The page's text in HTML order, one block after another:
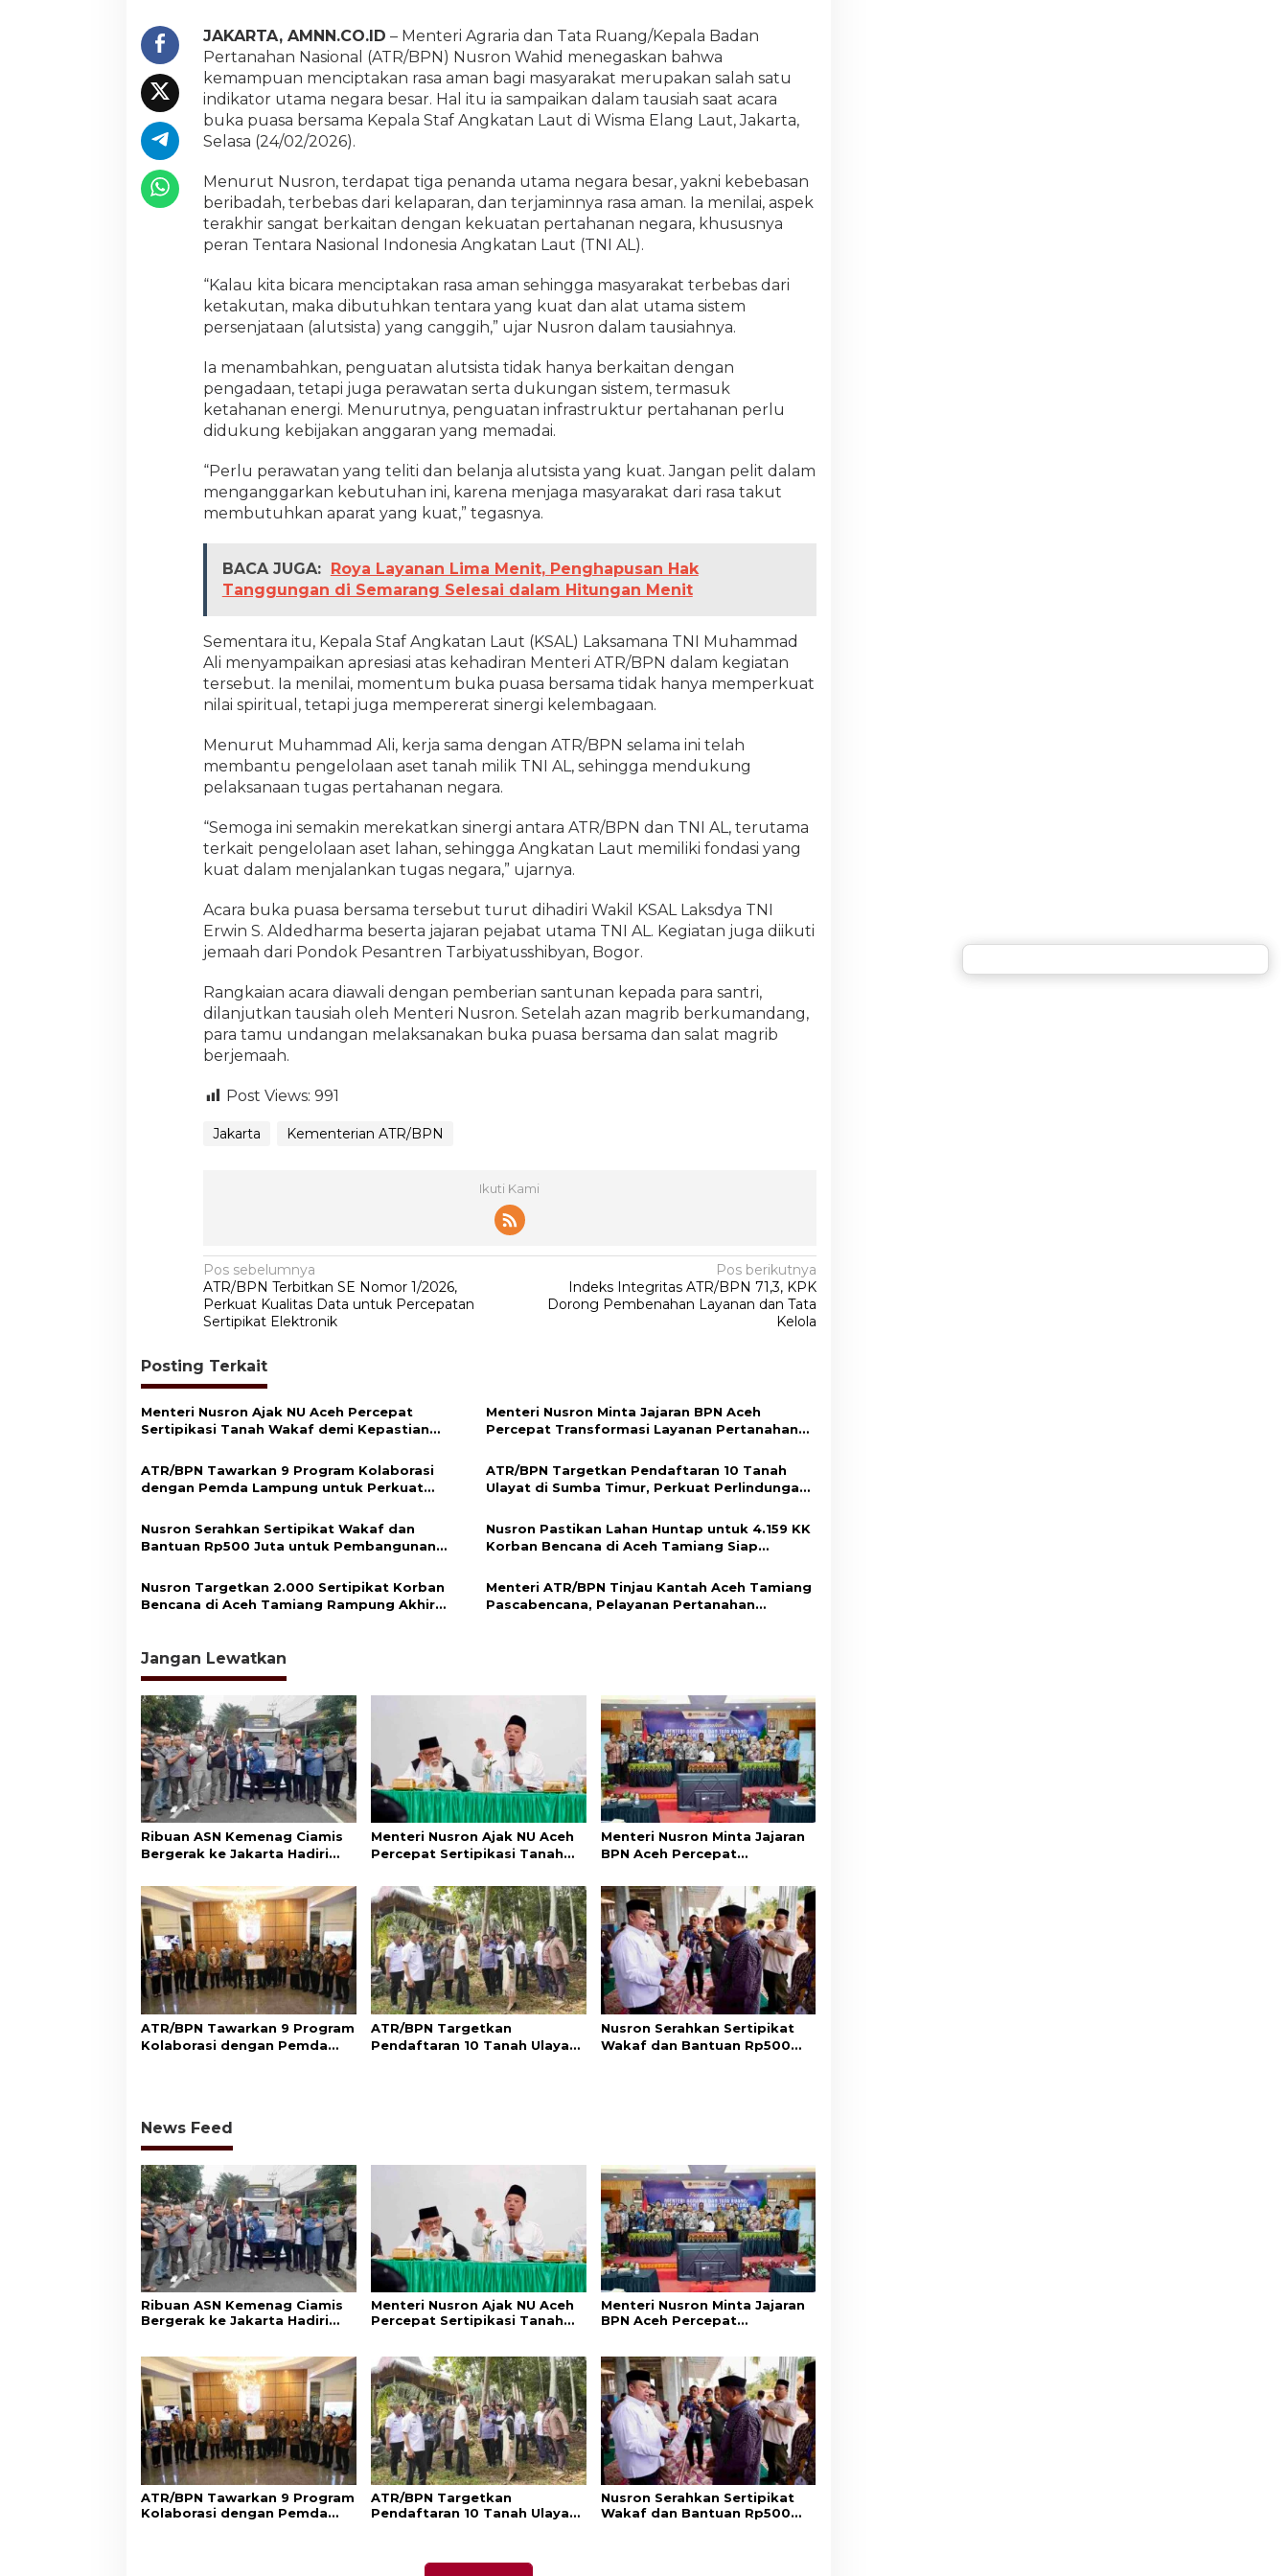
t
a
u
n
t
u
k
a
g
a
e
m
a
n
N
e
g
a
JAKARTA, AMNN.CO.ID – Menteri Agraria dan Tata Ruang/Kepala Badan
Pertanahan Nasional (ATR/BPN) Nusron Wahid menegaskan bahwa
kemampuan menciptakan rasa aman bagi masyarakat merupakan salah satu
indikator utama negara besar. Hal itu ia sampaikan dalam tausiah saat acara
buka puasa bersama Kepala Staf Angkatan Laut di Wisma Elang Laut, Jakarta,
Selasa (24/02/2026).
Menurut Nusron, terdapat tiga penanda utama negara besar, yakni kebebasan
beribadah, terbebas dari kelaparan, dan terjaminnya rasa aman. Ia menilai, aspek
terakhir sangat berkaitan dengan kekuatan pertahanan negara, khususnya
peran Tentara Nasional Indonesia Angkatan Laut (TNI AL).
“Kalau kita bicara menciptakan rasa aman sehingga masyarakat terbebas dari
ketakutan, maka dibutuhkan tentara yang kuat dan alat utama sistem
persenjataan (alutsista) yang canggih,” ujar Nusron dalam tausiahnya.
Ia menambahkan, penguatan alutsista tidak hanya berkaitan dengan
pengadaan, tetapi juga perawatan serta dukungan sistem, termasuk
ketahanan energi. Menurutnya, penguatan infrastruktur pertahanan perlu
didukung kebijakan anggaran yang memadai.
“Perlu perawatan yang teliti dan belanja alutsista yang kuat. Jangan pelit dalam
menganggarkan kebutuhan ini, karena menjaga masyarakat dari rasa takut
membutuhkan aparat yang kuat,” tegasnya.
BACA JUGA: Roya Layanan Lima Menit, Penghapusan Hak
Tanggungan di Semarang Selesai dalam Hitungan Menit
Sementara itu, Kepala Staf Angkatan Laut (KSAL) Laksamana TNI Muhammad
Ali menyampaikan apresiasi atas kehadiran Menteri ATR/BPN dalam kegiatan
tersebut. Ia menilai, momentum buka puasa bersama tidak hanya memperkuat
nilai spiritual, tetapi juga mempererat sinergi kelembagaan.
Menurut Muhammad Ali, kerja sama dengan ATR/BPN selama ini telah
membantu pengelolaan aset tanah milik TNI AL, sehingga mendukung
pelaksanaan tugas pertahanan negara.
“Semoga ini semakin merekatkan sinergi antara ATR/BPN dan TNI AL, terutama
terkait pengelolaan aset lahan, sehingga Angkatan Laut memiliki fondasi yang
kuat dalam menjalankan tugas negara,” ujarnya.
Acara buka puasa bersama tersebut turut dihadiri Wakil KSAL Laksdya TNI
Erwin S. Aldedharma beserta jajaran pejabat utama TNI AL. Kegiatan juga diikuti
jemaah dari Pondok Pesantren Tarbiyatusshibyan, Bogor.
Rangkaian acara diawali dengan pemberian santunan kepada para santri,
dilanjutkan tausiah oleh Menteri Nusron. Setelah azan magrib berkumandang,
para tamu undangan melaksanakan buka puasa bersama dan salat magrib
berjemaah.
Post Views: 991
Jakarta Kementerian ATR/BPN
Ikuti Kami
N
a
v
i
g
a
s
i
p
s
Pos sebelumnya
ATR/BPN Terbitkan SE Nomor 1/2026,
Perkuat Kualitas Data untuk Percepatan
Sertipikat Elektronik
Pos berikutnya
Indeks Integritas ATR/BPN 71,3, KPK
Dorong Pembenahan Layanan dan Tata
Kelola
Posting Terkait
Menteri Nusron Ajak NU Aceh Percepat
Sertipikasi Tanah Wakaf demi Kepastian
Menteri Nusron Minta Jajaran BPN Aceh
Percepat Transformasi Layanan Pertanahan
ATR/BPN Tawarkan 9 Program Kolaborasi
dengan Pemda Lampung untuk Perkuat
ATR/BPN Targetkan Pendaftaran 10 Tanah
Ulayat di Sumba Timur, Perkuat Perlindungan
Nusron Serahkan Sertipikat Wakaf dan
Bantuan Rp500 Juta untuk Pembangunan
Nusron Pastikan Lahan Huntap untuk 4.159 KK
Korban Bencana di Aceh Tamiang Siap
Nusron Targetkan 2.000 Sertipikat Korban
Bencana di Aceh Tamiang Rampung Akhir
Menteri ATR/BPN Tinjau Kantah Aceh Tamiang
Pascabencana, Pelayanan Pertanahan
Jangan Lewatkan
Ribuan ASN Kemenag Ciamis
Bergerak ke Jakarta Hadiri
Menteri Nusron Ajak NU Aceh
Percepat Sertipikasi Tanah
Aset Umat
Menteri Nusron Minta Jajaran
BPN Aceh Percepat
Pertanahan Berbasis
Kepuasan Masyarakat
ATR/BPN Tawarkan 9 Program
Kolaborasi dengan Pemda
ATR/BPN Targetkan
Pendaftaran 10 Tanah Ulayat
Nusron Serahkan Sertipikat
Wakaf dan Bantuan Rp500
News Feed
Ribuan ASN Kemenag Ciamis
Bergerak ke Jakarta Hadiri
Menteri Nusron Ajak NU Aceh
Percepat Sertipikasi Tanah
Menteri Nusron Minta Jajaran
BPN Aceh Percepat
Kepuasan Masyarakat
ATR/BPN Tawarkan 9 Program
Kolaborasi dengan Pemda
ATR/BPN Targetkan
Pendaftaran 10 Tanah Ulayat
Nusron Serahkan Sertipikat
Wakaf dan Bantuan Rp500